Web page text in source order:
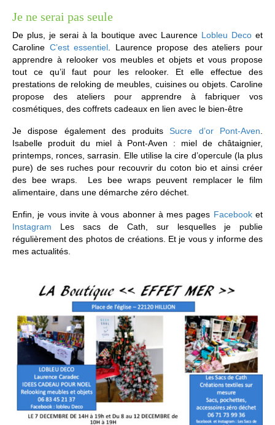
Je ne serai pas seule
De plus, je serai à la boutique avec Laurence Lobleu Deco et
Caroline C’est essentiel . Laurence propose des ateliers pour
apprendre à relooker vos meubles et objets et vous propose
tout ce qu’il faut pour les relooker. Et elle effectue des
prestations de reloking de meubles, cuisines ou objets. Caroline
propose des ateliers pour apprendre à fabriquer vos
cosmétiques, des coffrets cadeaux en lien avec le bien-être
Je dispose également des produitsSucre d’or Pont-Aven
Isabelle produit du miel à Pont-Aven : miel de châtaignier,
printemps, ronces, sarrasin. Elle utilise la cire d’opercule (la plus
pure) de ses ruches pour recouvrir du coton bio et ainsi créer
des bee wraps. Les bee wraps peuvent remplacer le film
alimentaire, dans une démarche zéro déchet.
Enfin, je vous invite à vous abonner à mes pages Facebooket
Instagram Les sacs de Cath, sur lesquelles je publie
régulièrement des photos de créations. Et je vous y informe des
mes actualités.